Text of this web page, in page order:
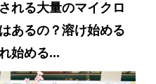
れる大量のマイクロ
あるの？溶け始める
始める...